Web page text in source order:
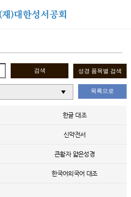
목록으로
한글 대조
신약전서
큰활자 얇은성경
한국어외국어 대조